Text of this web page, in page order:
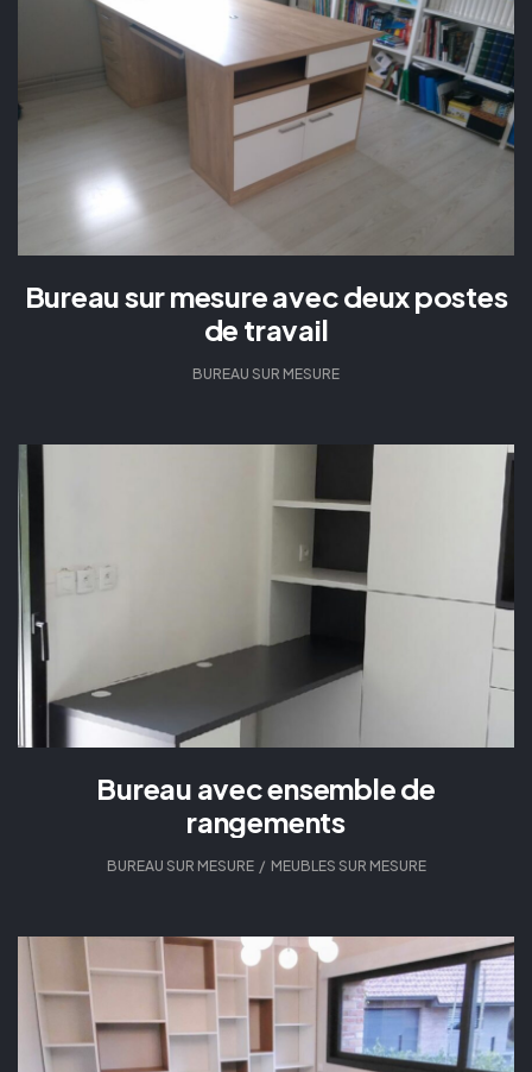
Bureau sur mesure avec deux postes
de travail
BUREAU SUR MESURE
Bureau avec ensemble de
rangements
BUREAU SUR MESURE, MEUBLES SUR MESURE